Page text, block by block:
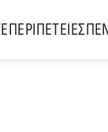
ΠΕΡΙΠΕΤΕΙΕΣ